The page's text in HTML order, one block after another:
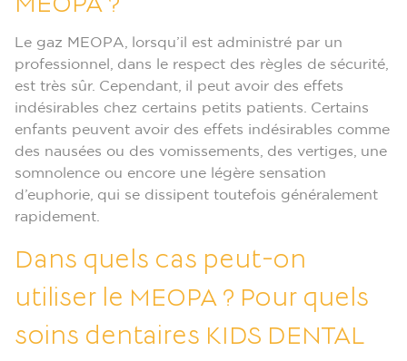
MEOPA ?
Le gaz MEOPA, lorsqu’il est administré par un
professionnel, dans le respect des règles de sécurité,
est très sûr. Cependant, il peut avoir des effets
indésirables chez certains petits patients. Certains
enfants peuvent avoir des effets indésirables comme
des nausées ou des vomissements, des vertiges, une
somnolence ou encore une légère sensation
d’euphorie, qui se dissipent toutefois généralement
rapidement.
Dans quels cas peut-on
utiliser le MEOPA ? Pour quels
soins dentaires KIDS DENTAL